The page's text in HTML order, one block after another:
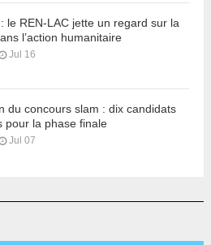
le REN-LAC jette un regard sur la
l’action humanitaire
Jul 16
du concours slam : dix candidats
pour la phase finale
Jul 07